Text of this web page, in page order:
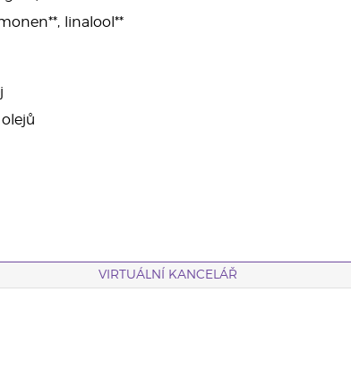
linalool**
VIRTUÁLNÍ KANCELÁŘ